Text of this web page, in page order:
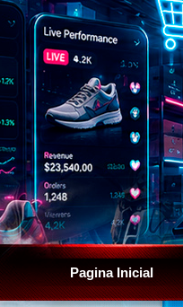
Pagina Inicial